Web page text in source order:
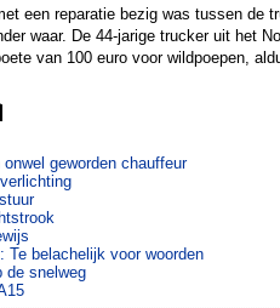
een reparatie bezig was tussen de
waar. De 44-jarige trucker uit het
van 100 euro voor wildpoepen,
geworden chauffeur
Te belachelijk voor woorden
de snelweg